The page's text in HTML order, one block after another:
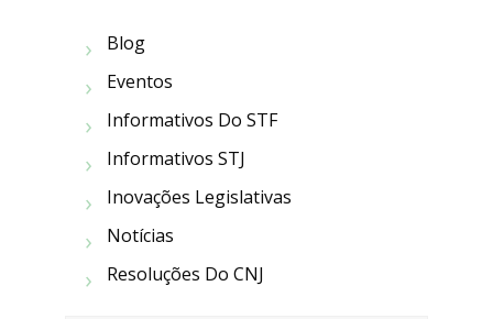
Blog
Eventos
Informativos Do STF
Informativos STJ
Inovações Legislativas
Notícias
Resoluções Do CNJ